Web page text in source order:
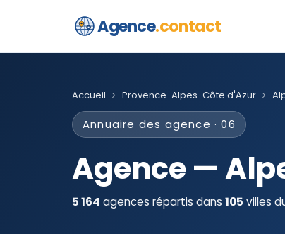
Agence.contact
Accueil Provence-Alpes-Côte d'Azur
Annuaire des agence · 06
Agence —
5 164 agences répartis dans 105 villes